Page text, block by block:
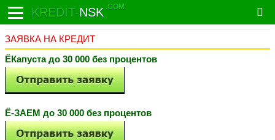
KREDIT-NSK .COM
ЗАЯВКА НА КРЕДИТ
ЁКапуста до 30 000 без процентов
Ё-ЗАЕМ до 30 000 без процентов